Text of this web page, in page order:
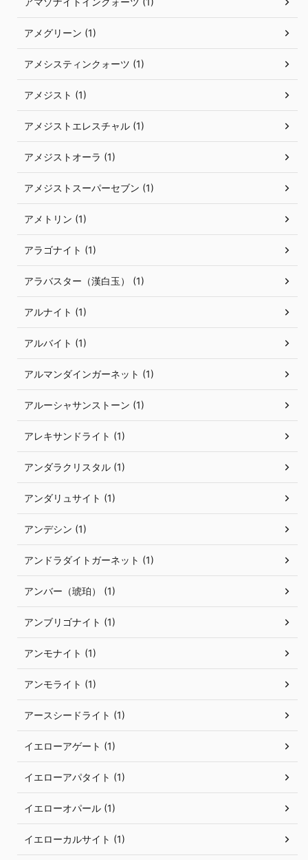
アメグリーン (1)
アメシスティンクォーツ (1)
アメジスト (1)
アメジストエレスチャル (1)
アメジストオーラ (1)
アメジストスーパーセブン (1)
アメトリン (1)
アラゴナイト (1)
アラバスター（漢白玉） (1)
アルナイト (1)
アルバイト (1)
アルマンダインガーネット (1)
アルーシャサンストーン (1)
アレキサンドライト (1)
アンダラクリスタル (1)
アンダリュサイト (1)
アンデシン (1)
アンドラダイトガーネット (1)
アンバー（琥珀） (1)
アンブリゴナイト (1)
アンモナイト (1)
アンモライト (1)
アースシードライト (1)
イエローアゲート (1)
イエローアパタイト (1)
イエローオパール (1)
イエローカルサイト (1)